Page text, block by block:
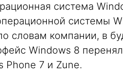
система
системы
словам компании, в
Windows 8
Phone 7 и Zune.